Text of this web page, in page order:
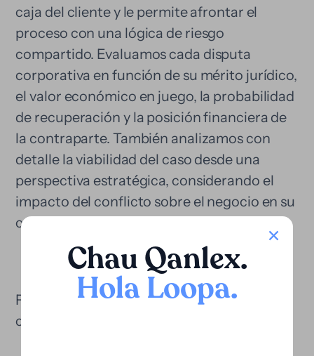
Chau Qanlex.
Hola Loopa.
caja del cliente y le permite afrontar el
proceso con una lógica de riesgo
compartido. Evaluamos cada disputa
corporativa en función de su mérito jurídico,
el valor económico en juego, la probabilidad
de recuperación y la posición financiera de
la contraparte. También analizamos con
detalle la viabilidad del caso desde una
perspectiva estratégica, considerando el
impacto del conflicto sobre el negocio en su
conjunto.
Financiamos una amplia gama de litigios
corporativos: